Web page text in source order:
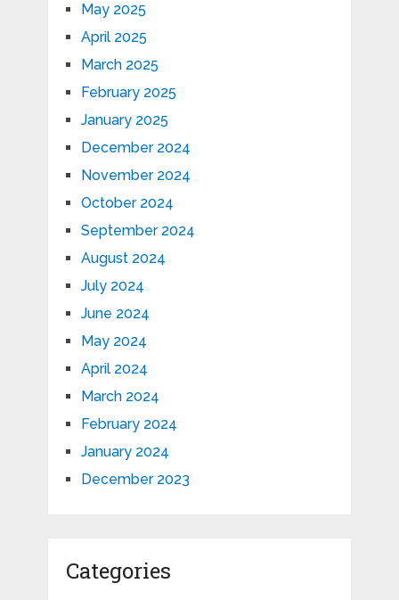
May 2025
April 2025
March 2025
February 2025
January 2025
December 2024
November 2024
October 2024
September 2024
August 2024
July 2024
June 2024
May 2024
April 2024
March 2024
February 2024
January 2024
December 2023
Categories